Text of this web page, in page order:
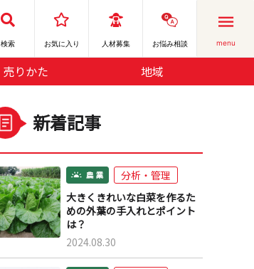
検索 お気に⼊り 人材募集 お悩み相談 menu
売りかた 地域
新着記事
分析・管理
大きくきれいな白菜を作るた
めの外葉の手入れとポイント
は？
2024.08.30